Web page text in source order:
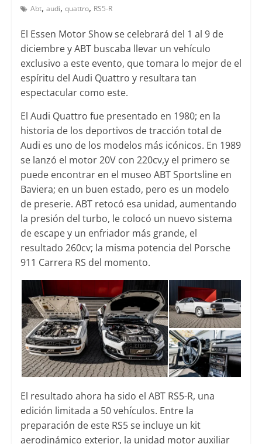
Abt, audi, quattro, RS5-R
El Essen Motor Show se celebrará del 1 al 9 de
diciembre y ABT buscaba llevar un vehículo
exclusivo a este evento, que tomara lo mejor de el
espíritu del Audi Quattro y resultara tan
espectacular como este.
El Audi Quattro fue presentado en 1980; en la
historia de los deportivos de tracción total de
Audi es uno de los modelos más icónicos. En 1989
se lanzó el motor 20V con 220cv,y el primero se
puede encontrar en el museo ABT Sportsline en
Baviera; en un buen estado, pero es un modelo
de preserie. ABT retocó esa unidad, aumentando
la presión del turbo, le colocó un nuevo sistema
de escape y un enfriador más grande, el
resultado 260cv; la misma potencia del Porsche
911 Carrera RS del momento.
El resultado ahora ha sido el ABT RS5-R, una
edición limitada a 50 vehículos. Entre la
preparación de este RS5 se incluye un kit
aerodinámico exterior, la unidad motor auxiliar